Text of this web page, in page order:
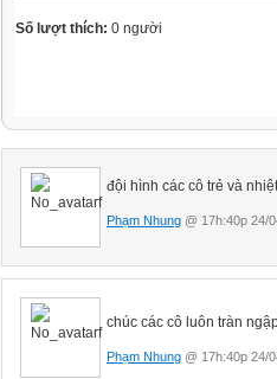
Số lượt thích: 0 người
đội hình các cô trẻ và
Phạm Nhung @ 17h:40p 24/
chúc các cô luôn tràn
Phạm Nhung @ 17h:40p 24/